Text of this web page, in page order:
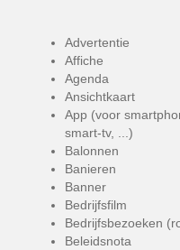
Advertentie
Affiche
Agenda
Ansichtkaart
App (voor
smart-tv, ...)
Balonnen
Banieren
Banner
Bedrijfsfilm
Bedrijfsbezoeken
Beleidsnota